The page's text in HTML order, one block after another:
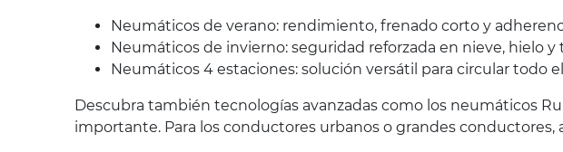
Neumáticos de verano: rendimiento, frenado corto y
Neumáticos de invierno: seguridad reforzada en nieve, hielo y
Neumáticos 4 estaciones: solución versátil para circular todo
Descubra también tecnologías avanzadas como los neumáticos
importante. Para los conductores urbanos o grandes conductores,